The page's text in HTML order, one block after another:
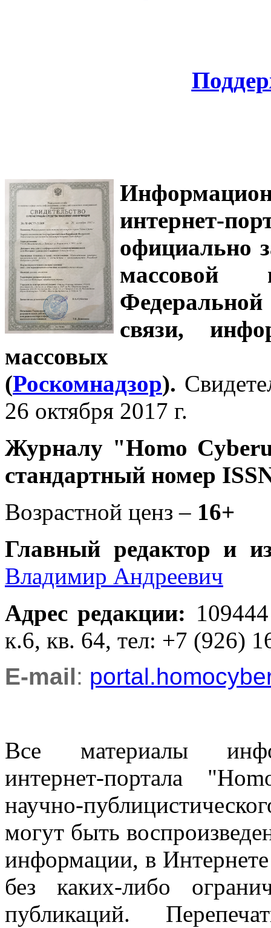
интернет-
официально
связи,
массовых
(Роскомнадзор).
26 октября 2017 г.
Журналу "Homo
стандартный номер
Возрастной ценз – 16+
Главный редактор и
Владимир Андреевич
Адрес редакции:
к.6, кв. 64, тел: +7 (926)
E-mail:
Все материалы
интернет-портала
научно-
могут быть
информации, в
без каких-либо
публикаций.